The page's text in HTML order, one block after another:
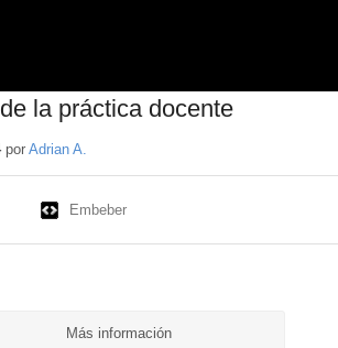
la práctica docente
por Adrian A.
Embeber
Más información